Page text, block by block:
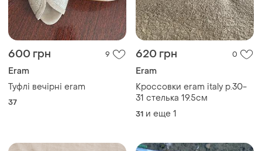
600 грн 9
Eram
Туфлі вечірні eram
37
620 грн 0
Eram
Кроссовки eram italy р.30-
31 стелька 19.5см
31 и еще 1